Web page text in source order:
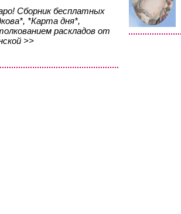
Сборник бесплатных
*Карта дня*,
раскладов от
>>